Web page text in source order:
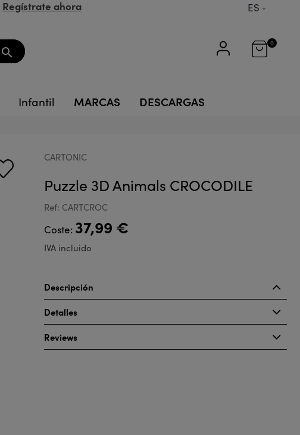
Regístrate ahora ES
search
0
Infantil MARCAS DESCARGAS
CARTONIC
Puzzle 3D Animals CROCODILE
Ref: CARTCROC
Coste: 37,99 €
IVA incluido
Descripción
Detalles
Reviews